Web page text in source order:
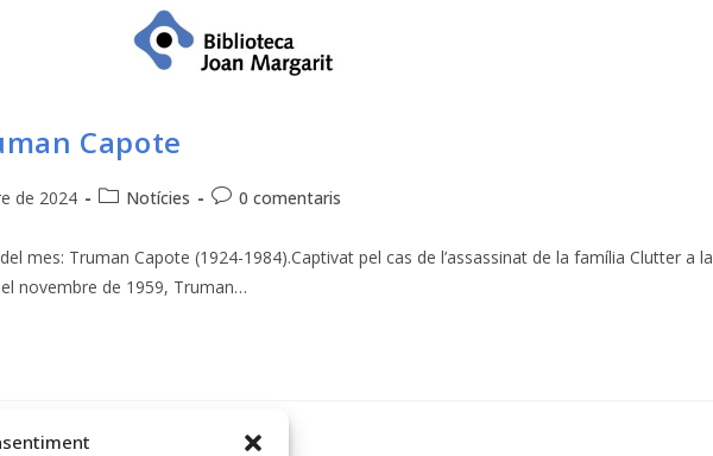
Capote
de 2024 Notícies 0 comentaris
mes: Truman Capote (1924-1984).Captivat pel cas de l’assassinat de la família Clutter a la
novembre de 1959, Truman…